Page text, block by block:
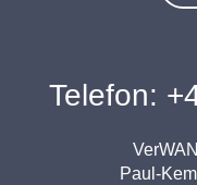
Telefon:
Paul-